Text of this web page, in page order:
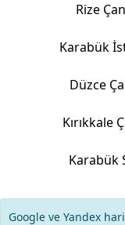
Rize
Karabük
Düzce
Kırıkkale
Karabük
Google ve Yandex